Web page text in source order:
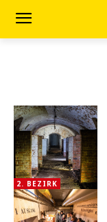
2. BEZIRK